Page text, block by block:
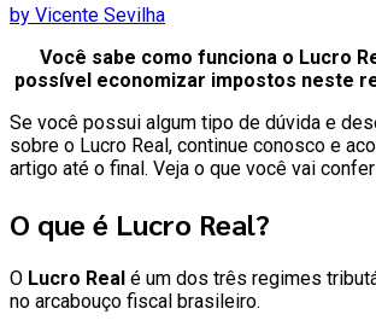
by Vicente Sevilha
Você sabe como funciona o Lucro
possível economizar impostos neste
Se você possui algum tipo de dúvida e
sobre o Lucro Real, continue conosco e
artigo até o final. Veja o que você vai
O que é Lucro Real?
O Lucro Real é um dos três regimes
no arcabouço fiscal brasileiro.